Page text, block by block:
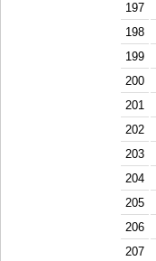
197
198
199
200
201
202
203
204
205
206
207